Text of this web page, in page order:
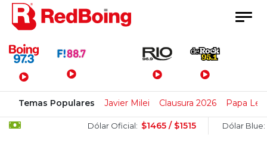
Menú Principal
Temas Populares Javier Milei Clausura 2026 Papa
Dólar Oficial: $1465 / $1515 Dólar Blue: